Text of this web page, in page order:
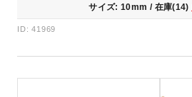
サイズ: 10mm / 在庫(14)
ID: 41969